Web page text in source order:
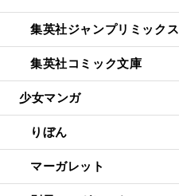
集英社ジャンプリミックス
集英社コミック文庫
少女マンガ
りぼん
マーガレット